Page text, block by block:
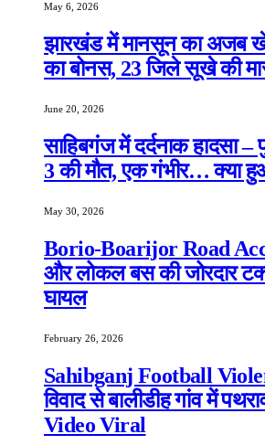
May 6, 2026
झारखंड में मानसून का अजब
का बोनस, 23 जिले सूखे की
June 20, 2026
साहिबगंज में दर्दनाक हादसा
3 की मौत, एक गंभीर… क्या
May 30, 2026
Borio-Boarijor Road
और लोकल बस की जोरदार
घायल
February 26, 2026
Sahibganj Football
विवाद से बालीडीह गांव में
Video Viral